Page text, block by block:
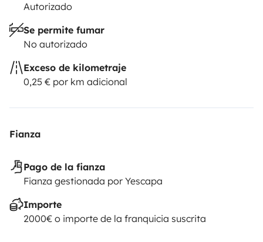
Autorizado
Se permite fumar
No autorizado
Exceso de kilometraje
0,25 € por km adicional
Fianza
Pago de la fianza
Fianza gestionada por Yescapa
Importe
2000€ o importe de la franquicia suscrita